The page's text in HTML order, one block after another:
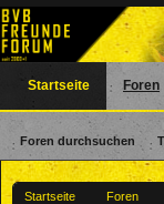
Startseite Foren
Startseite Foren
Foren durchsuchen